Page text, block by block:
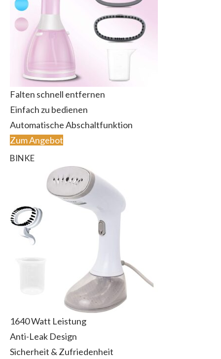
Falten schnell entfernen
Einfach zu bedienen
Automatische Abschaltfunktion
Zum Angebot
BINKE
1640 Watt Leistung
Anti-Leak Design
Sicherheit & Zufriedenheit